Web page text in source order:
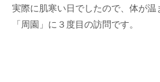
実際に肌寒い日でしたので、体が
「周園」に３度目の訪問です。